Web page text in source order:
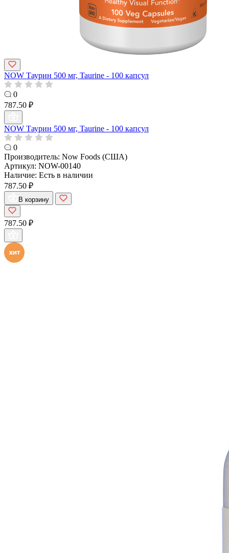
NOW Таурин 500 мг, Taurine - 100 капсул
0
787.50 ₽
NOW Таурин 500 мг, Taurine - 100 капсул
0
Производитель: Now Foods (США)
Артикул: NOW-00140
Наличие: Есть в наличии
787.50 ₽
В корзину
787.50 ₽